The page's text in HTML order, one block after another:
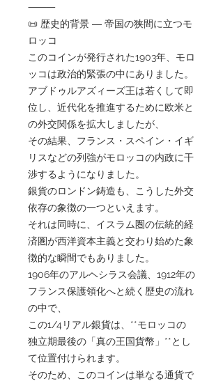
⸻
📜 歴史的背景 ― 帝国の狭間に立つモ
ロッコ
このコインが発行された1903年、モロ
ッコは政治的緊張の中にありました。
アブドゥルアズィーズ王は若くして即
位し、近代化を推進するために欧米と
の外交関係を拡大しましたが、
その結果、フランス・スペイン・イギ
リスなどの列強がモロッコの内政に干
渉するようになりました。
銀貨のロンドン鋳造も、こうした外交
依存の象徴の一つといえます。
それは同時に、イスラム圏の伝統的経
済圏が西洋資本主義と交わり始めた象
徴的な瞬間でもありました。
1906年のアルヘシラス会議、1912年の
フランス保護領化へと続く歴史の流れ
の中で、
この1/4リアル銀貨は、**モロッコの
独立期最後の「真の王国貨幣」**とし
て位置付けられます。
そのため、このコインは単なる通貨で